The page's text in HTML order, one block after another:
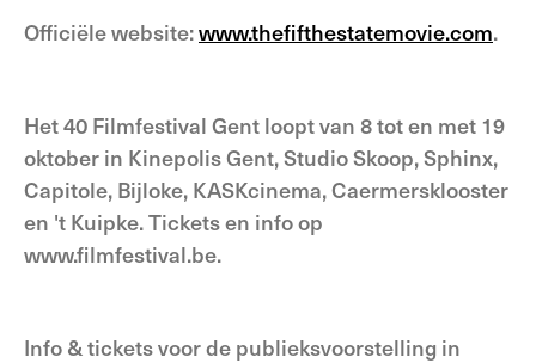
Officiële website:www.thefifthestatemovie.com.
Het 40 Filmfestival Gent loopt van 8 tot en met 19
oktober in Kinepolis Gent, Studio Skoop, Sphinx,
Capitole, Bijloke, KASKcinema, Caermersklooster
en 't Kuipke. Tickets en info op
www.filmfestival.be.
Info & tickets voor de publieksvoorstelling in